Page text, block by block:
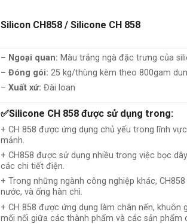
Silicon CH858 / Silicone CH 858
– Ngoại quan: Màu trắng ngà đặc trưng của
– Đóng gói: 25 kg/thùng kèm theo 800gam
–Xuất xứ: Đài loan
✅Silicone CH 858 được sử dụng trong:
+ CH 858 được ứng dụng chủ yếu trong lĩnh
mảnh.
+ CH858 được sử dụng nhiều trong việc bọc
các chi tiết điện.
+ Trong những ngành công nghiệp khác,
nước, và ống hàn chì.
+ CH 858 được ứng dụng làm chân nến,
mối nối giữa các thành phẩm và các sản